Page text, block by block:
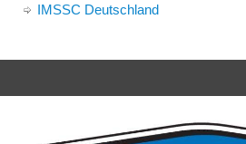
IMSSC Deutschland